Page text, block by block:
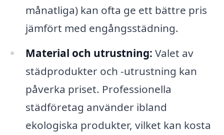
månatliga) kan ofta ge ett bättre pris
jämfört med engångsstädning.
Material och utrustning: Valet av
städprodukter och -utrustning kan
påverka priset. Professionella
städföretag använder ibland
ekologiska produkter, vilket kan kosta